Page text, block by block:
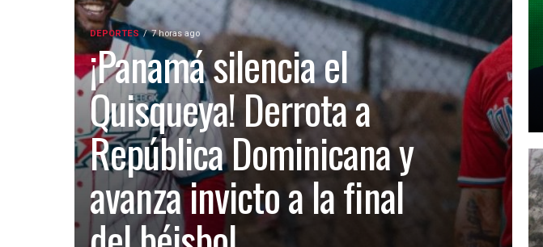
DEPORTES 7 horas ago
¡Panamá silencia el
Quisqueya! Derrota a
República Dominicana y
avanza invicto a la final